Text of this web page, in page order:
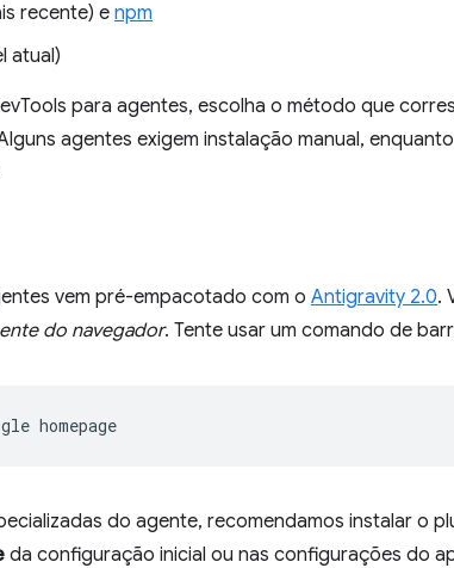
recente) e npm
atual)
para agentes, escolha o método que
agentes exigem instalação manual,
vem pré-empacotado com o Antigravity 2.0.
do navegador. Tente usar um comando de
do agente, recomendamos instalar o
da configuração inicial ou nas configurações do